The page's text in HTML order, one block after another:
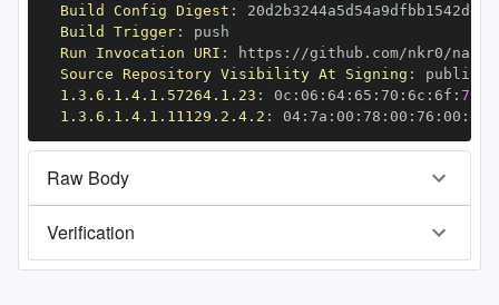
Build Config Digest :
Build Trigger:
Run Invocation URI : https :
Source Repository Visibility At Signing :
1.3.6.1.4.1.57264.1.23 : 0c : 06 : 64: 65 : 70 : 6c : 6f : 79
1.3.6.1.4.1.11129.2.4.2 : 04: 7a : 00 : 78 : 00 : 76 : 00 : dd
Raw Body
Verification